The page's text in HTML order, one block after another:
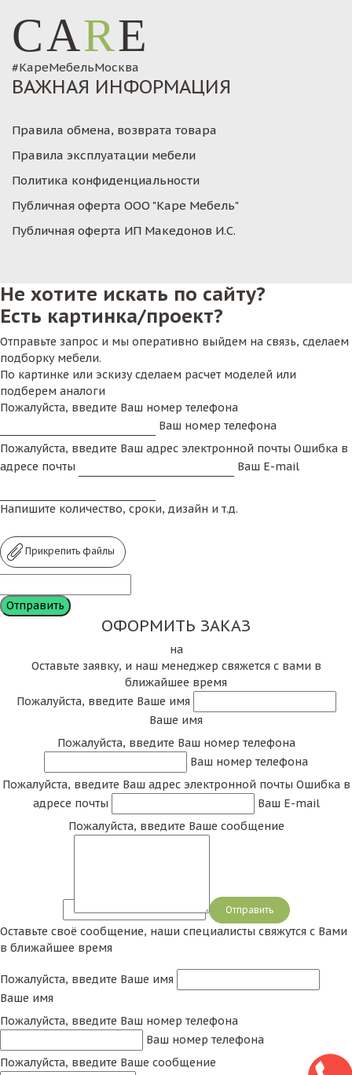
CARE
#КареМебельМосква
ВАЖНАЯ ИНФОРМАЦИЯ
Правила обмена, возврата товара
Правила эксплуатации мебели
Политика конфиденциальности
Публичная оферта ООО "Каре Мебель"
Публичная оферта ИП Македонов И.С.
Не хотите искать по сайту?
Есть картинка/проект?
Отправьте запрос и мы оперативно выйдем на связь, сделаем
подборку мебели.
По картинке или эскизу сделаем расчет моделей или
подберем аналоги
Пожалуйста, введите Ваш номер телефона
Ваш номер телефона
Пожалуйста, введите Ваш адрес электронной почты Ошибка в
адресе почты
Ваш E-mail
Напишите количество, сроки, дизайн и т.д.
Прикрепить файлы
ОФОРМИТЬ ЗАКАЗ
на
Оставьте заявку, и наш менеджер свяжется с вами в
ближайшее время
Пожалуйста, введите Ваше имя
Ваше имя
Пожалуйста, введите Ваш номер телефона
Ваш номер телефона
Пожалуйста, введите Ваш адрес электронной почты Ошибка в
адресе почты
Ваш E-mail
Пожалуйста, введите Ваше сообщение
Сообщение
Оставьте своё сообщение, наши специалисты свяжутся с Вами
в ближайшее время
Пожалуйста, введите Ваше имя
Ваше имя
Пожалуйста, введите Ваш номер телефона
Ваш номер телефона
Пожалуйста, введите Ваше сообщение